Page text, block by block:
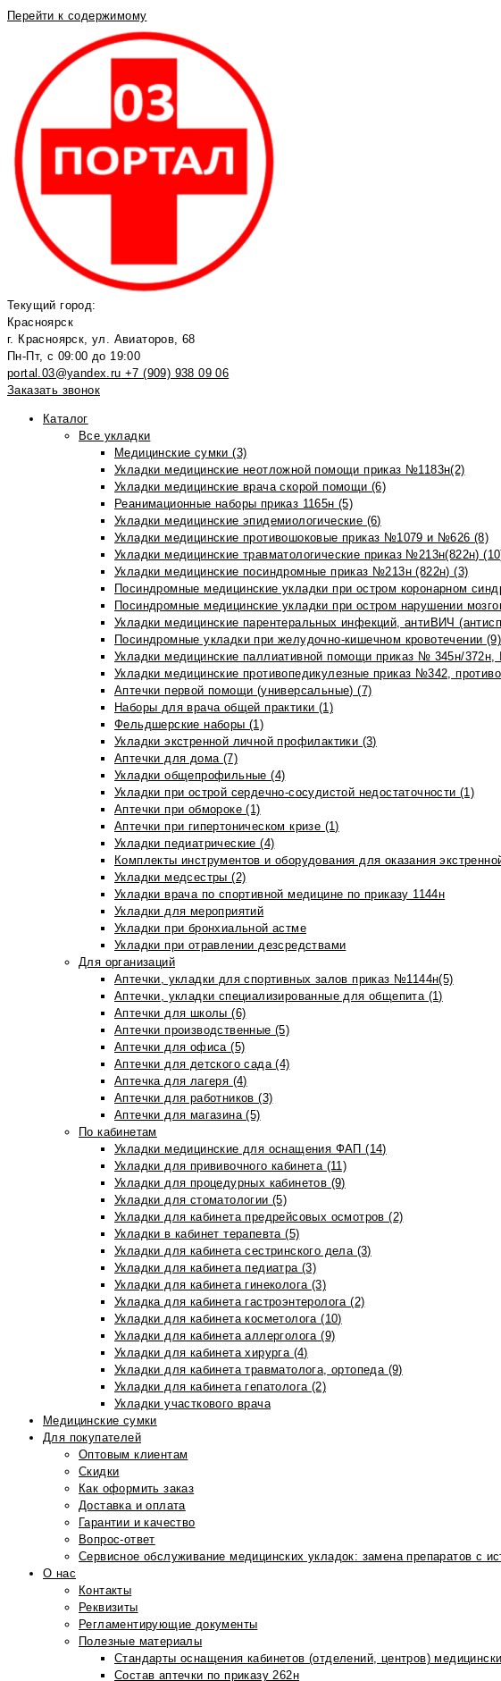
Перейти к содержимому
Текущий город:
Красноярск
г. Красноярск, ул. Авиаторов, 68
Пн-Пт, с 09:00 до 19:00
portal.03@yandex.ru +7 (909) 938 09 06
Заказать звонок
Каталог
Все укладки
Медицинские сумки (3)
Укладки медицинские неотложной помощи приказ №1183н(2)
Укладки медицинские врача скорой помощи (6)
Реанимационные наборы приказ 1165н (5)
Укладки медицинские эпидемиологические (6)
Укладки медицинские противошоковые приказ №1079 и №626 (8)
Укладки медицинские травматологические приказ №213н(822н)
Укладки медицинские посиндромные приказ №213н (822н) (3)
Посиндромные медицинские укладки при остром коронарном
Посиндромные медицинские укладки при остром нарушении
Укладки медицинские парентеральных инфекций, антиВИЧ
Посиндромные укладки при желудочно-кишечном кровотечении (9)
Укладки медицинские паллиативной помощи приказ № 345н/
Укладки медицинские противопедикулезные приказ №342,
Аптечки первой помощи (универсальные) (7)
Наборы для врача общей практики (1)
Фельдшерские наборы (1)
Укладки экстренной личной профилактики (3)
Аптечки для дома (7)
Укладки общепрофильные (4)
Укладки при острой сердечно-сосудистой недостаточности (1)
Аптечки при обмороке (1)
Аптечки при гипертоническом кризе (1)
Укладки педиатрические (4)
Комплекты инструментов и оборудования для оказания
Укладки медсестры (2)
Укладки врача по спортивной медицине по приказу 1144н
Укладки для мероприятий
Укладки при бронхиальной астме
Укладки при отравлении дезсредствами
Для организаций
Аптечки, укладки для спортивных залов приказ №1144н(5)
Аптечки, укладки специализированные для общепита (1)
Аптечки для школы (6)
Аптечки производственные (5)
Аптечки для офиса (5)
Аптечки для детского сада (4)
Аптечка для лагеря (4)
Аптечки для работников (3)
Аптечки для магазина (5)
По кабинетам
Укладки медицинские для оснащения ФАП (14)
Укладки для прививочного кабинета (11)
Укладки для процедурных кабинетов (9)
Укладки для стоматологии (5)
Укладки для кабинета предрейсовых осмотров (2)
Укладки в кабинет терапевта (5)
Укладки для кабинета сестринского дела (3)
Укладки для кабинета педиатра (3)
Укладки для кабинета гинеколога (3)
Укладка для кабинета гастроэнтеролога (2)
Укладки для кабинета косметолога (10)
Укладки для кабинета аллерголога (9)
Укладки для кабинета хирурга (4)
Укладки для кабинета травматолога, ортопеда (9)
Укладки для кабинета гепатолога (2)
Укладки участкового врача
Медицинские сумки
Для покупателей
Оптовым клиентам
Скидки
Как оформить заказ
Доставка и оплата
Гарантии и качество
Вопрос-ответ
Сервисное обслуживание медицинских укладок: замена препаратов с
О нас
Контакты
Реквизиты
Регламентирующие документы
Полезные материалы
Стандарты оснащения кабинетов (отделений, центров)
Состав аптечки по приказу 262н